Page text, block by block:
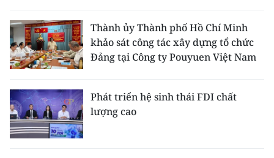
Thành ủy Thành phố Hồ Chí Minh
khảo sát công tác xây dựng tổ chức
Đảng tại Công ty Pouyuen Việt Nam
Phát triển hệ sinh thái FDI chất
lượng cao